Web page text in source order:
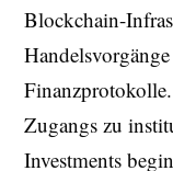
Blockchain-
Zugangs zu
Investments